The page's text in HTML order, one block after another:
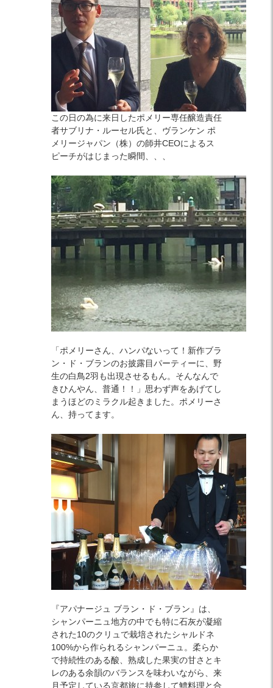
この日の為に来日したポメリー専任醸造責任
者サブリナ・ルーセル氏と、ヴランケン ポ
メリージャパン（株）の師井CEOによるス
ピーチがはじまった瞬間、、、
「ポメリーさん、ハンパないって！新作ブラ
ン・ド・ブランのお披露目パーティーに、野
生の白鳥2羽も出現させるもん。そんなんで
きひんやん、普通！！」思わず声をあげてし
まうほどのミラクル起きました。ポメリーさ
ん、持ってます。
『アパナージュ ブラン・ド・ブラン』は、
シャンパーニュ地方の中でも特に石灰が凝縮
された10のクリュで栽培されたシャルドネ
100%から作られるシャンパーニュ。柔らか
で持続性のある酸、熟成した果実の甘さとキ
レのある余韻のバランスを味わいながら、来
月予定している京都旅に持参して鱧料理と合